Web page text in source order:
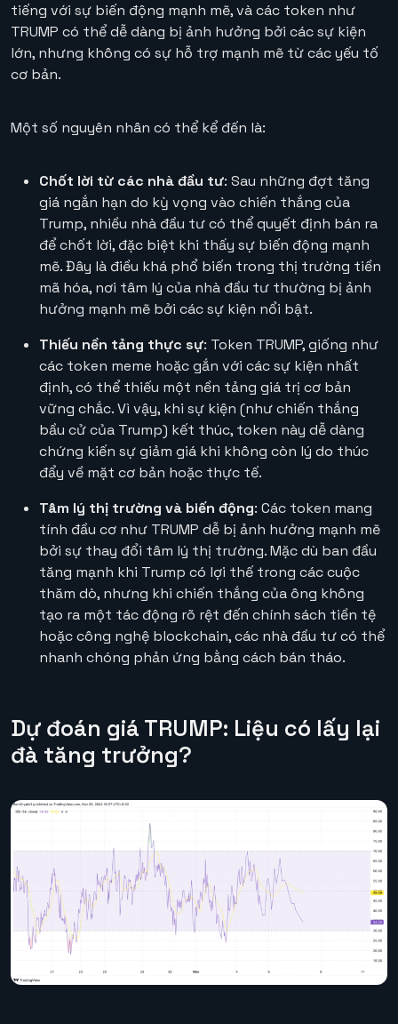
tiếng với sự biến động mạnh mẽ, và các token như
TRUMP có thể dễ dàng bị ảnh hưởng bởi các sự kiện
lớn, nhưng không có sự hỗ trợ mạnh mẽ từ các yếu tố
cơ bản.
Một số nguyên nhân có thể kể đến là:
Chốt lời từ các nhà đầu tư: Sau những đợt tăng
giá ngắn hạn do kỳ vọng vào chiến thắng của
Trump, nhiều nhà đầu tư có thể quyết định bán ra
để chốt lời, đặc biệt khi thấy sự biến động mạnh
mẽ. Đây là điều khá phổ biến trong thị trường tiền
mã hóa, nơi tâm lý của nhà đầu tư thường bị ảnh
hưởng mạnh mẽ bởi các sự kiện nổi bật.
Thiếu nền tảng thực sự: Token TRUMP, giống như
các token meme hoặc gắn với các sự kiện nhất
định, có thể thiếu một nền tảng giá trị cơ bản
vững chắc. Vì vậy, khi sự kiện (như chiến thắng
bầu cử của Trump) kết thúc, token này dễ dàng
chứng kiến sự giảm giá khi không còn lý do thúc
đẩy về mặt cơ bản hoặc thực tế.
Tâm lý thị trường và biến động: Các token mang
tính đầu cơ như TRUMP dễ bị ảnh hưởng mạnh mẽ
bởi sự thay đổi tâm lý thị trường. Mặc dù ban đầu
tăng mạnh khi Trump có lợi thế trong các cuộc
thăm dò, nhưng khi chiến thắng của ông không
tạo ra một tác động rõ rệt đến chính sách tiền tệ
hoặc công nghệ blockchain, các nhà đầu tư có thể
nhanh chóng phản ứng bằng cách bán tháo.
Dự đoán giá TRUMP: Liệu có lấy lại
đà tăng trưởng?